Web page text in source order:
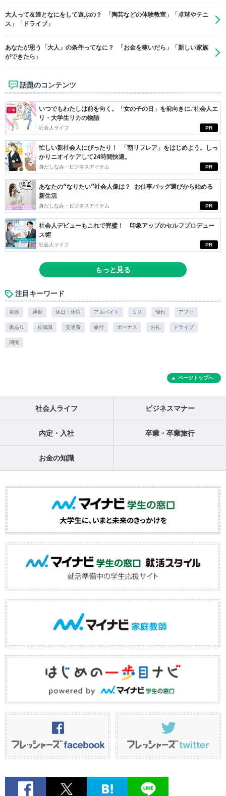
大人って友達となにをして遊ぶの？ 「陶芸などの体験教室」「卓球やテニ
ス」「ドライブ」
あなたが思う「大人」の条件ってなに？ 「お金を稼いだら」「新しい家族
ができたら」
話題のコンテンツ
PR
いつでもわたしは前を向く。「女の子の日」を前向きに♪社会人エ
リ・大学生リカの物語
社会人ライフ
PR
忙しい新社会人にぴったり！ 「朝リフレア」をはじめよう。しっ
かりニオイケアして24時間快適。
身だしなみ・ビジネスアイテム
PR
あなたの“なりたい”社会人像は？ お仕事バッグ選びから始める
新生活
身だしなみ・ビジネスアイテム
PR
社会人デビューもこれで完璧！ 印象アップのセルフプロデュー
ス術
社会人ライフ
もっと見る
注目キーワード
家族 通勤 休日・休暇 アルバイト ミス 憧れ アプリ
脈あり 豆知識 交通費 旅行 ボーナス お礼 ドライブ
同僚
ページトップへ
社会人ライフ ビジネスマナー
内定・入社 卒業・卒業旅行
お金の知識